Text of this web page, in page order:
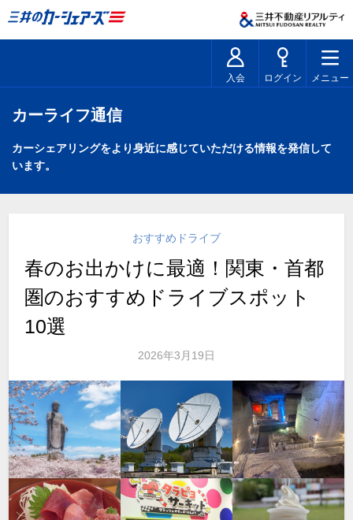
入会 ログイン メニュー
カーライフ通信
カーシェアリングをより身近に感じていただける情報を発信して
います。
おすすめドライブ
春のお出かけに最適！関東・首都
圏のおすすめドライブスポット
10選
2026年3月19日